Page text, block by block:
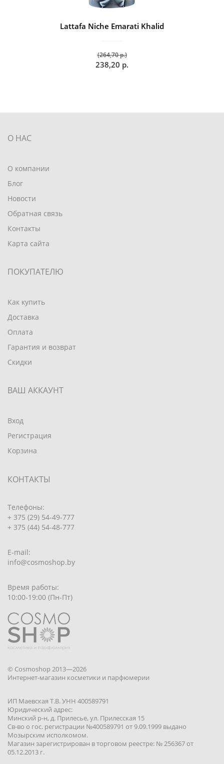
Lattafa Niche Emarati Khalid
(264,70 р.)
238,20 р.
О НАС
О компании
Блог
Новости
Обратная связь
Контакты
Карта сайта
ПОКУПАТЕЛЮ
Как купить
Доставка
Оплата
Гарантия и возврат
Скидки
ВАШ АККАУНТ
Вход
Регистрация
Корзина
КОНТАКТЫ
Телефоны:
+ 375 (29) 54-49-777
+ 375 (44) 54-48-777
E-mail:
info@cosmoshop.by
Время работы:
10:00-19:00 (Пн-Пт)
© Cosmoshop 2013—2026
Интернет-магазин косметики и парфюмерии
ИП Маевская Т.В. УНН 400589791
Юридический адрес:
Минский р-н, д. Прилесье, ул. Прилесская 15
Св-во о гос. регистрации №400589791 от 9.09.1999 выдано
Мозырским исполкомом.
Магазин зарегистрирован в торговом реестре: № 256367 от
05.12.2013 г.